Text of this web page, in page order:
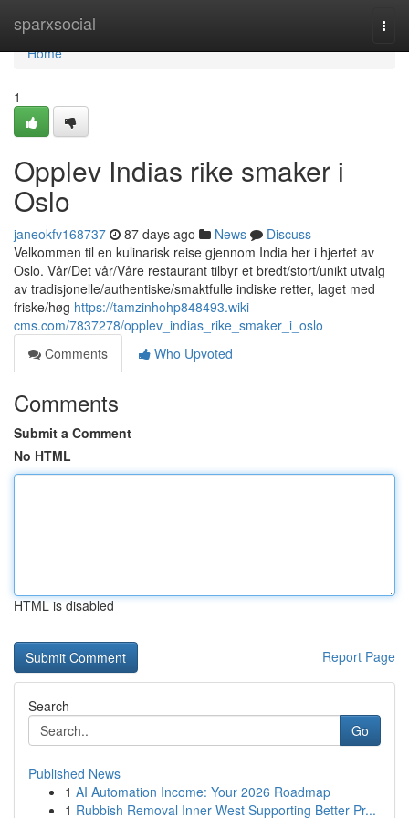
sparxsocial
Home
Home
1
Opplev Indias rike smaker i
Oslo
janeokfv168737 87 days ago News
Discuss
Velkommen til en kulinarisk reise gjennom India her i hjertet av
Oslo. Vår/Det vår/Våre restaurant tilbyr et bredt/stort/unikt utvalg
av tradisjonelle/authentiske/smaktfulle indiske retter, laget med
friske/høg https://tamzinhohp848493.wiki-
cms.com/7837278/opplev_indias_rike_smaker_i_oslo
Comments
Who Upvoted
Comments
Submit a Comment
No HTML
HTML is disabled
Report Page
Search
Go
Published News
1 AI Automation Income: Your 2026 Roadmap
1 Rubbish Removal Inner West Supporting Better Pr...